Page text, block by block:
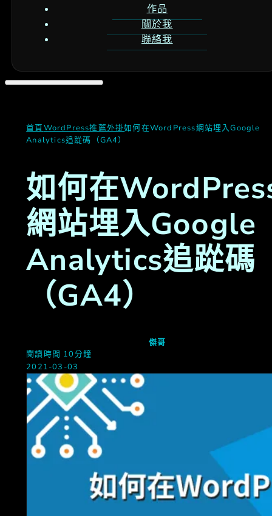
作品
關於我
聯絡我
首頁WordPress推薦外掛如何在WordPress網站埋入Google
Analytics追踨碼（GA4）
如何在
網站埋入Google
Analytics追踨碼
（GA4）
傑哥
閱讀時間 10分鐘
2021-03-03